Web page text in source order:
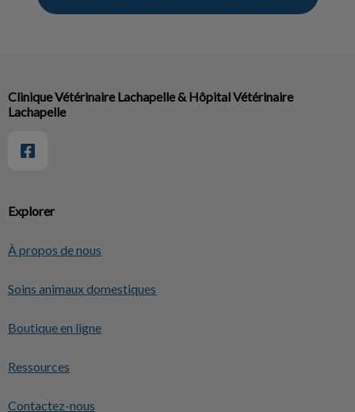
Explorer
À propos de nous
Soins animaux domestiques
Boutique en ligne
Ressources
Contactez-nous
Clinique Vétérinaire Lachapelle & Hôpital Vétérinaire
Lachapelle